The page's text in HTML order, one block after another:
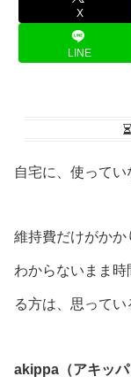
X
LINE
自宅に、使って
維持費だけがか
わからないまま
る方は、思ってい
akippa（アキッパ